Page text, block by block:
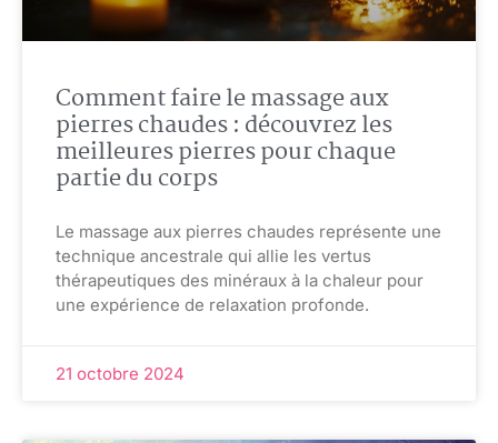
Comment faire le massage aux
pierres chaudes : découvrez les
meilleures pierres pour chaque
partie du corps
Le massage aux pierres chaudes représente une
technique ancestrale qui allie les vertus
thérapeutiques des minéraux à la chaleur pour
une expérience de relaxation profonde.
21 octobre 2024